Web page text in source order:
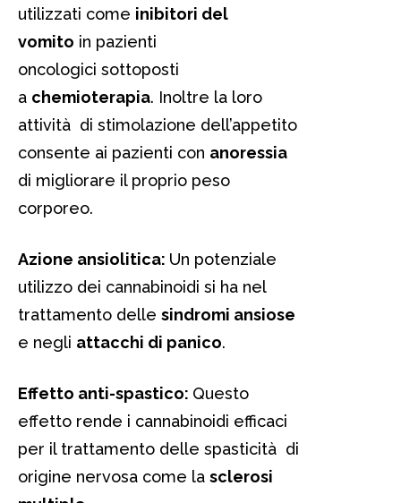
utilizzati come inibitori del
vomito in pazienti
oncologici sottoposti
a chemioterapia. Inoltre la loro
attività di stimolazione dell’appetito
consente ai pazienti con anoressia
di migliorare il proprio peso
corporeo.
Azione ansiolitica: Un potenziale
utilizzo dei cannabinoidi si ha nel
trattamento delle sindromi ansiose
e negli attacchi di panico.
Effetto anti-spastico: Questo
effetto rende i cannabinoidi efficaci
per il trattamento delle spasticità di
origine nervosa come la sclerosi